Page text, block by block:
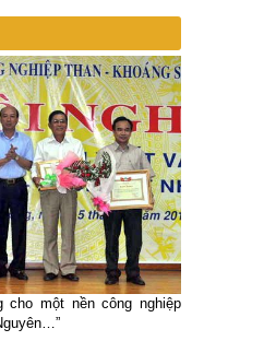
cho một nền công nghiệp